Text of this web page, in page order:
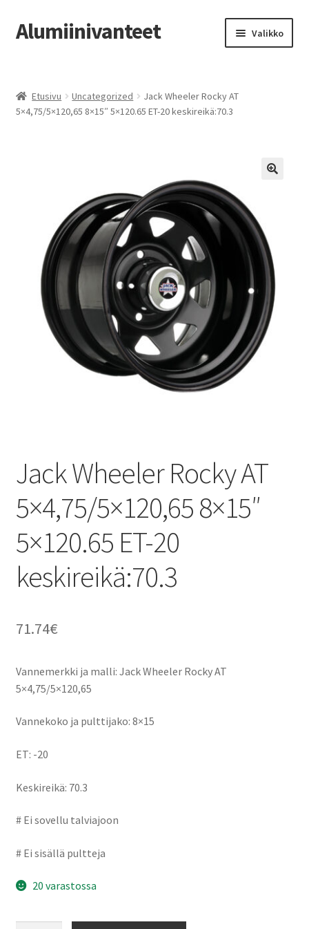
Siirry
navigointiin
Siirry
sisältöön
Alumiinivanteet Valikko
Kauppa
Vanteiden osto-opas
Auton renkaat
Etusivu Uncategorized
Jack Wheeler Rocky AT
5×4,75/5×120,65 8×15″ 5×120.65 ET-20 keskireikä:70.3
Jack Wheeler Rocky AT
5×4,75/5×120,65 8×15″
5×120.65 ET-20
keskireikä:70.3
71.74€
Vannemerkki ja malli: Jack Wheeler Rocky AT
5×4,75/5×120,65
Vannekoko ja pulttijako: 8×15
ET: -20
Keskireikä: 70.3
# Ei sovellu talviajoon
# Ei sisällä pultteja
20 varastossa